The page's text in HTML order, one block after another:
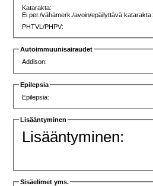
Katarakta:
Ei per./vähämerk./avoin/epäilyttävä katarakta:
PHTVL/PHPV:
Autoimmuunisairaudet
Addison:
Epilepsia
Epilepsia:
Lisääntyminen
Lisääntyminen:
Sisäelimet yms.